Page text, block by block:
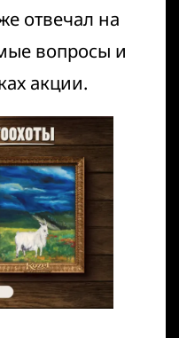
отвечал на
вопросы и
акции.